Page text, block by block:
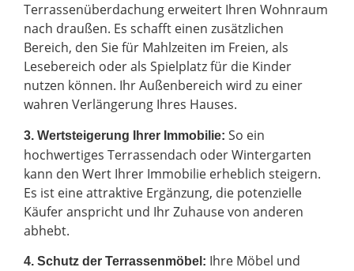
Terrassenüberdachung erweitert Ihren Wohnraum
nach draußen. Es schafft einen zusätzlichen
Bereich, den Sie für Mahlzeiten im Freien, als
Lesebereich oder als Spielplatz für die Kinder
nutzen können. Ihr Außenbereich wird zu einer
wahren Verlängerung Ihres Hauses.
3. Wertsteigerung Ihrer Immobilie: So ein
hochwertiges Terrassendach oder Wintergarten
kann den Wert Ihrer Immobilie erheblich steigern.
Es ist eine attraktive Ergänzung, die potenzielle
Käufer anspricht und Ihr Zuhause von anderen
abhebt.
4. Schutz der Terrassenmöbel: Ihre Möbel und